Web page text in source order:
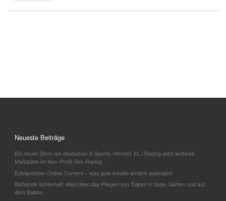
Neueste Beiträge
Ein neuer Stern am deutschen E-Sports-Himmel: EL.i Racing setzt weltweit
Maßstäbe im Non-Profit-Sim-Racing
Erfolgreicher Online-Content – was gute Inhalte wirklich ausmacht
Blühende Schönheit: Alles über das Pflegen von Tulpen in Vase, Garten und auf
dem Balkon